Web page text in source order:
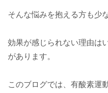
そんな悩みを抱える方も少
効果が感じられない理由は
があります。
このブログでは、有酸素運